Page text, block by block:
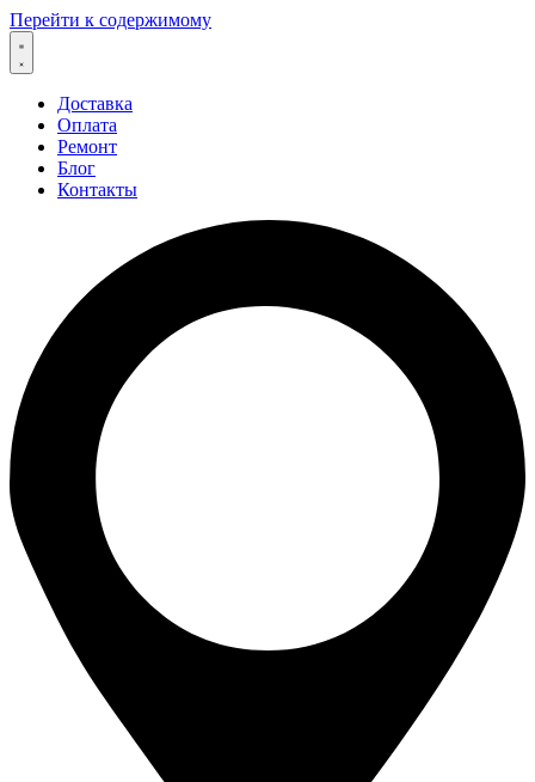
Перейти к содержимому
Доставка
Оплата
Ремонт
Блог
Контакты